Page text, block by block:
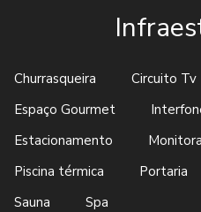
Churrasqueira Circuito Tv
Espaço Gourmet
Estacionamento
Piscina térmica
Portaria
Sauna
Spa